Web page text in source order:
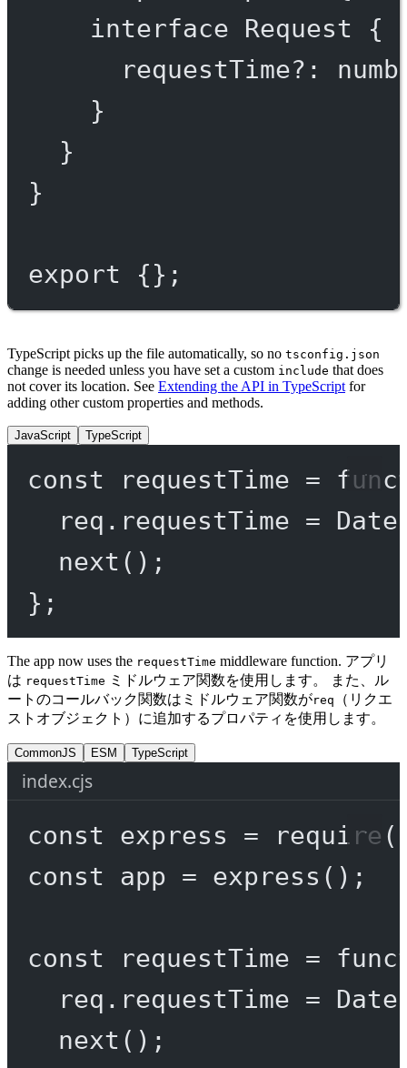
interface
Request {
requestTime?:
}
}
}
export {};
TypeScript picks up the file automatically, so no tsconfig.json
change is needed unless you have set a custom include that does
not cover its location. See Extending the API in TypeScript for
adding other custom properties and methods.
JavaScript TypeScript
const requestTime =
req.requestTime =
next ();
};
The app now uses the requestTime middleware function. アプリ
は requestTime ミドルウェア関数を使用します。 また、ル
ートのコールバック関数はミドルウェア関数がreq
（リクエ
ストオブジェクト）に追加するプロパティを使用します。
CommonJS ESM TypeScript
index.cjs
const express = require (
const
app = express ();
const requestTime =
req.requestTime =
next ();